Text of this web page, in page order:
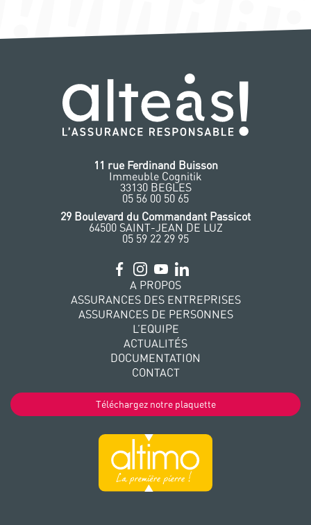
11 rue Ferdinand Buisson
Immeuble Cognitik
33130 BEGLES
‭05 56 00 50 65
‭29 Boulevard du Commandant Passicot
64500 SAINT-JEAN DE LUZ
05 59 22 29 95
A PROPOS
ASSURANCES DES ENTREPRISES
ASSURANCES DE PERSONNES
L’EQUIPE
ACTUALITÉS
DOCUMENTATION
CONTACT
Téléchargez notre plaquette